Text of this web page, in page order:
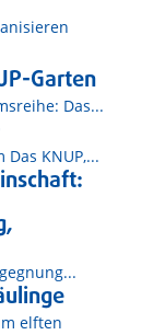
Garten
Das...
KNUP,...
elften